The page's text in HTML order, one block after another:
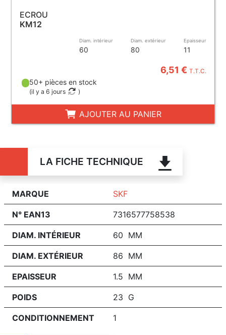
ECROU
KM12
Diam. intérieur
60
Diam. extérieur
80
Epaisseur
11
6,51 €T.T.C.
50+ pièces en stock
(il y a 6 jours )
AJOUTER AU PANIER
LA FICHE TECHNIQUE
MARQUE SKF
N° EAN13 7316577758538
DIAM. INTÉRIEUR 60 MM
DIAM. EXTÉRIEUR 86 MM
EPAISSEUR 1.5 MM
POIDS 23 G
CONDITIONNEMENT 1